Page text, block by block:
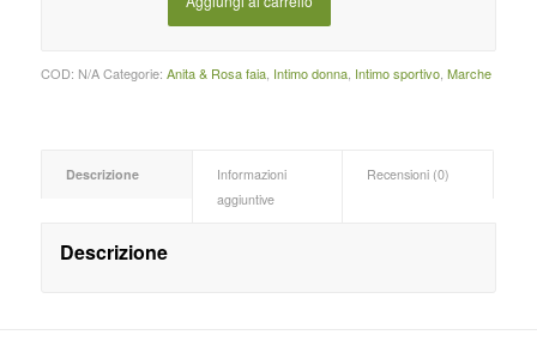
COD: N/A Categorie: Anita & Rosa faia, Intimo donna, Intimo sportivo, Marche
Descrizione
Informazioni
aggiuntive
Recensioni (0)
Descrizione